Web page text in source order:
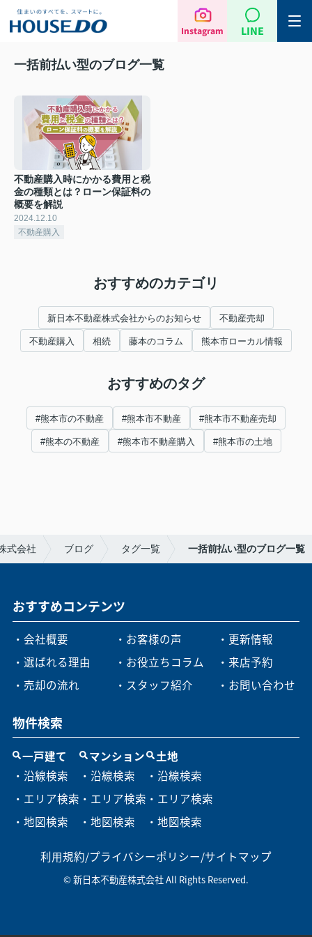
Instagram LINE
一括前払い型のブログ一覧
不動産購入時にかかる費用と税
金の種類とは？ローン保証料の
概要を解説
2024.12.10
不動産購入
おすすめのカテゴリ
新日本不動産株式会社からのお知らせ 不動産売却
不動産購入 相続 藤本のコラム 熊本市ローカル情報
おすすめのタグ
#熊本市の不動産 #熊本市不動産 #熊本市不動産売却
#熊本の不動産 #熊本市不動産購入 #熊本市の土地
式会社 ブログ タグ一覧 一括前払い型のブログ一覧
おすすめコンテンツ
・会社概要
・選ばれる理由
・売却の流れ
・お客様の声
・お役立ちコラム
・スタッフ紹介
・更新情報
・来店予約
・お問い合わせ
物件検索
一戸建て
・沿線検索
・エリア検索
・地図検索
マンション
・沿線検索
・エリア検索
・地図検索
土地
・沿線検索
・エリア検索
・地図検索
利用規約/プライバシーポリシー/サイトマップ
© 新日本不動産株式会社 All Rights Reserved.